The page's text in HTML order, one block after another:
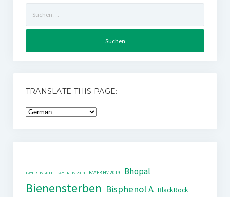
nach:
TRANSLATE THIS PAGE:
BAYER HV 2011 BAYER HV 2018 BAYER HV 2019 Bhopal
Bienensterben Bisphenol A BlackRock